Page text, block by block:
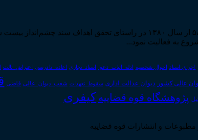
مرکز مطبوعات و انتشارات قوه قضاییه به استناد مجوز شماره ۵۸۸۴ از
اجرای اسناد احوال شخصیه ادله_اثبات_دعوا اسناد_تجاری اعاده_دادرسی اعتراض_ثالث
عالی کشور دیوان عدالت اداری سقوط_تعهدات شعب_دیوان_عالی قاضی
پژوهشگاه قوه قضاییه کیفری
و انتشارات قوه قضاییه